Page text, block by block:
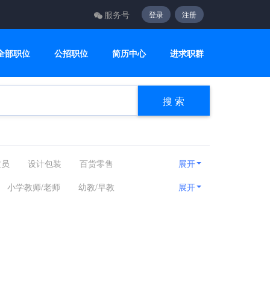
服务号 登录 注册
部职位 公招职位 简历中心 进求职群
搜 索
设计包装
百货零售
顾问
电子电气
美容美发
展开
小学教师/老师
幼教/早教
展开